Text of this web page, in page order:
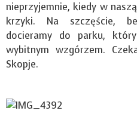
nieprzyjemnie, kiedy w
krzyki. Na szczęście,
docieramy do parku,
wybitnym wzgórzem.
Skopje.